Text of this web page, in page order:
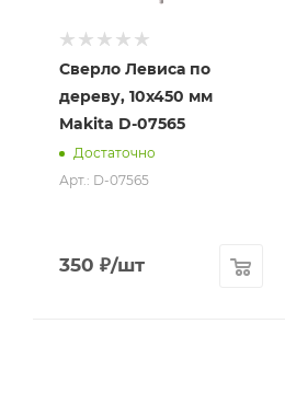
Сверло Левиса по
дереву, 10x450 мм
Makita D-07565
Достаточно
Арт.: D-07565
350 ₽/шт